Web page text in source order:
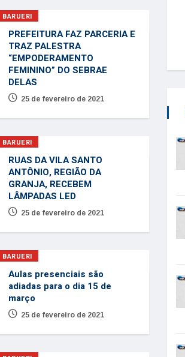
BARUERI
PREFEITURA FAZ PARCERIA E
TRAZ PALESTRA
“EMPODERAMENTO
FEMININO” DO SEBRAE
DELAS
25 de fevereiro de 2021
BARUERI
RUAS DA VILA SANTO
ANTÔNIO, REGIÃO DA
GRANJA, RECEBEM
LÂMPADAS LED
25 de fevereiro de 2021
BARUERI
Aulas presenciais são
adiadas para o dia 15 de
março
25 de fevereiro de 2021